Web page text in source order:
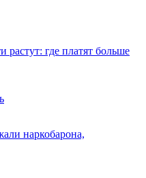
крупный пожар
с ливней, града и ветра до